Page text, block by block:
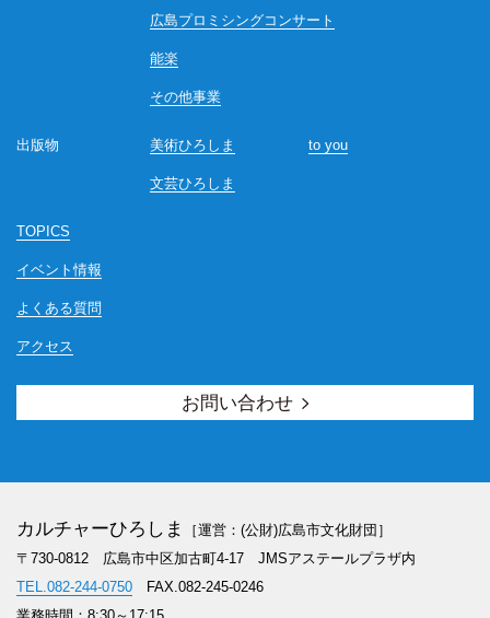
広島プロミシングコンサート
能楽
その他事業
出版物 美術ひろしま
文芸ひろしま
to you
TOPICS
イベント情報
よくある質問
アクセス
お問い合わせ
カルチャーひろしま
［運営：(公財)広島市文化財団］
〒730-0812 広島市中区加古町4-17 JMSアステールプラザ内
TEL.082-244-0750FAX.082-245-0246